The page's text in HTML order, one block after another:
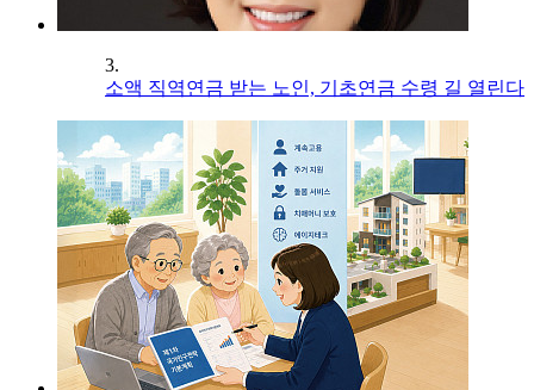
3.
소액 직역연금 받는 노인, 기초연금 수령 길 열린다